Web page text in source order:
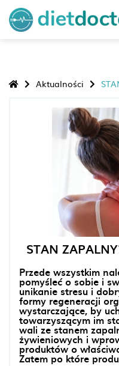
Aktualności
STAN
Przede wszystkim
pomyśleć o sobie i
unikanie stresu i
formy regeneracji
wystarczające, by
towarzyszącym im
wali ze stanem
żywieniowych i
produktów o
Zatem po które